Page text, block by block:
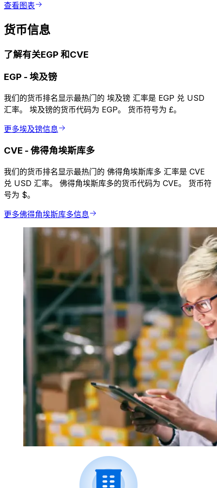
查看图表
货币信息
了解有关EGP 和CVE
EGP - 埃及镑
我们的货币排名显示最热门的 埃及镑 汇率是 EGP 兑 USD
汇率。 埃及镑的货币代码为 EGP。 货币符号为 £。
更多埃及镑信息
CVE - 佛得角埃斯库多
我们的货币排名显示最热门的 佛得角埃斯库多 汇率是 CVE
兑 USD 汇率。 佛得角埃斯库多的货币代码为 CVE。 货币符
号为 $。
更多佛得角埃斯库多信息